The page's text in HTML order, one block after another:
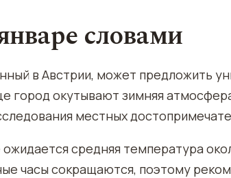
словами
в Австрии, может предложить
город окутывают зимняя
местных
средняя температура
часы сокращаются, поэтому